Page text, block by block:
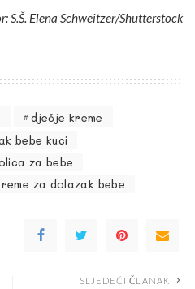
S.Š. Elena Schweitzer/Shutterstock
dječje kreme
bebe kuci
za bebe
za dolazak bebe
SLJEDEĆI ČLANAK